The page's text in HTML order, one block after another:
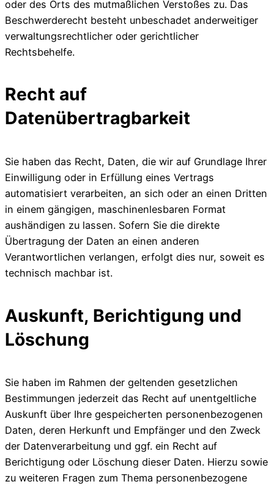
oder des Orts des mutmaßlichen Verstoßes zu. Das
Beschwerderecht besteht unbeschadet anderweitiger
verwaltungsrechtlicher oder gerichtlicher
Rechtsbehelfe.
Recht auf
Datenübertragbarkeit
Sie haben das Recht, Daten, die wir auf Grundlage Ihrer
Einwilligung oder in Erfüllung eines Vertrags
automatisiert verarbeiten, an sich oder an einen Dritten
in einem gängigen, maschinenlesbaren Format
aushändigen zu lassen. Sofern Sie die direkte
Übertragung der Daten an einen anderen
Verantwortlichen verlangen, erfolgt dies nur, soweit es
technisch machbar ist.
Auskunft, Berichtigung und
Löschung
Sie haben im Rahmen der geltenden gesetzlichen
Bestimmungen jederzeit das Recht auf unentgeltliche
Auskunft über Ihre gespeicherten personenbezogenen
Daten, deren Herkunft und Empfänger und den Zweck
der Datenverarbeitung und ggf. ein Recht auf
Berichtigung oder Löschung dieser Daten. Hierzu sowie
zu weiteren Fragen zum Thema personenbezogene